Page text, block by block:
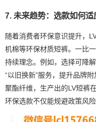
7. 未来趋势：选款如何适
随着消费者环保意识提升，
机棉等环保材质短裤。一比
持续理念。例如，选择可降
“以旧换新”服务，提升品牌
聚酯纤维，生产出的LV短裤
环保选款不仅能规避政策风